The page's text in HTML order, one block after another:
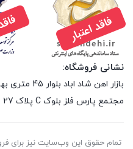
نشانی فروشگاه:
بازار اهن
مجتمع پارس فلز بلوک C پلاک 27
تمام حقوق اين وب‌سايت نیز برای